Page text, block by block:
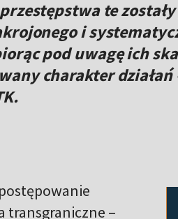
te
i
pod uwagę ich
charakter
transgraniczne –